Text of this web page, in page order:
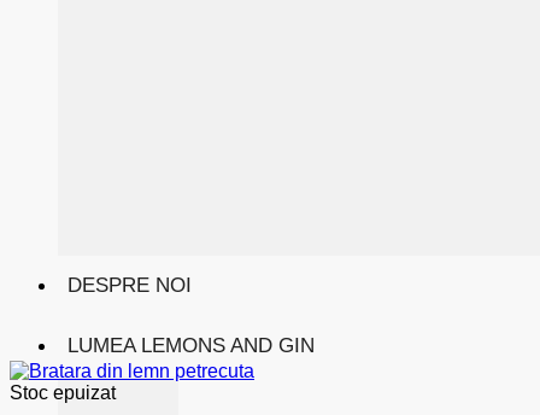
DESPRE NOI
LUMEA LEMONS AND GIN
Stoc epuizat